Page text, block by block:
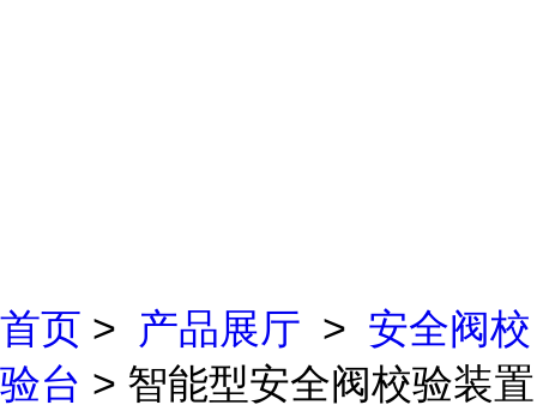
首页 > 产品展厅 > 安全阀校
验台 > 智能型安全阀校验装置